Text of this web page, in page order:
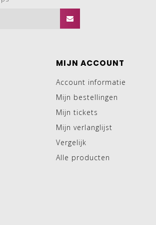
MIJN ACCOUNT
Account informatie
Mijn bestellingen
Mijn tickets
Mijn verlanglijst
Vergelijk
Alle producten